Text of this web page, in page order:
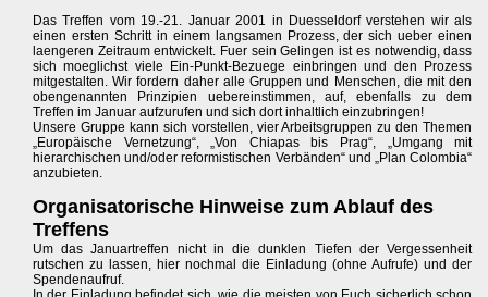
Das Treffen vom 19.-21. Januar 2001 in Duesseldorf verstehen wir als
einen ersten Schritt in einem langsamen Prozess, der sich ueber einen
laengeren Zeitraum entwickelt. Fuer sein Gelingen ist es notwendig, dass
sich moeglichst viele Ein-Punkt-Bezuege einbringen und den Prozess
mitgestalten. Wir fordern daher alle Gruppen und Menschen, die mit den
obengenannten Prinzipien uebereinstimmen, auf, ebenfalls zu dem
Treffen im Januar aufzurufen und sich dort inhaltlich einzubringen!
Unsere Gruppe kann sich vorstellen, vier Arbeitsgruppen zu den Themen
„Europäische Vernetzung“, „Von Chiapas bis Prag“, „Umgang mit
hierarchischen und/oder reformistischen Verbänden“ und „Plan Colombia“
anzubieten.
Organisatorische Hinweise zum Ablauf des
Treffens
Um das Januartreffen nicht in die dunklen Tiefen der Vergessenheit
rutschen zu lassen, hier nochmal die Einladung (ohne Aufrufe) und der
Spendenaufruf.